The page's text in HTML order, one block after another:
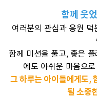
함께 웃
여러분의 관심과 응원
함께 미션을 풀고, 좋은
에도 아쉬운 마음으
그 하루는 아이들에게도,
될 소중